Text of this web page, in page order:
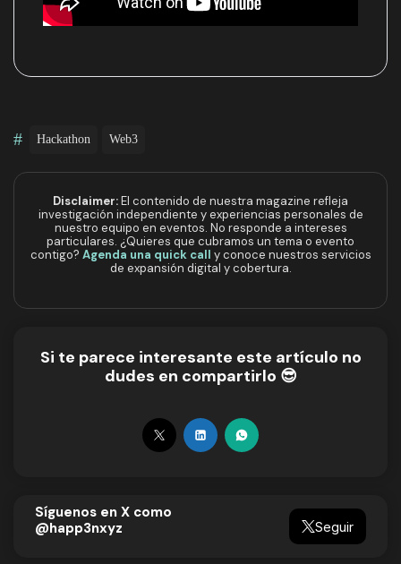
# Hackathon Web3
Disclaimer:El contenido de nuestra magazine refleja
investigación independiente y experiencias personales de
nuestro equipo en eventos. No responde a intereses
particulares. ¿Quieres que cubramos un tema o evento
contigo? Agenda una quick call y conoce nuestros servicios
de expansión digital y cobertura.
Si te parece interesante este artículo no
dudes en compartirlo 😎
Síguenos en X como
@happ3nxyz
Seguir